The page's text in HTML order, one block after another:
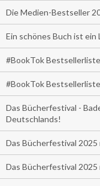
Die Medien-Bestseller
Ein schönes Buch ist
#BookTok
#BookTok
Das Bücherfestival -
Deutschlands!
Das Bücherfestival 2025
Das Bücherfestival